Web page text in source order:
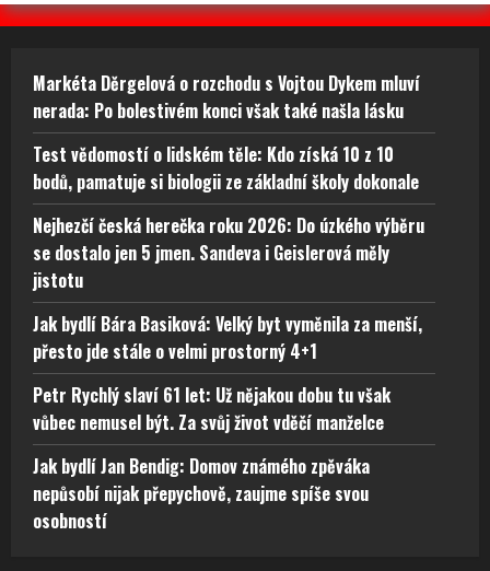
Markéta Děrgelová o rozchodu s Vojtou Dykem mluví
nerada: Po bolestivém konci však také našla lásku
Test vědomostí o lidském těle: Kdo získá 10 z 10
bodů, pamatuje si biologii ze základní školy dokonale
Nejhezčí česká herečka roku 2026: Do úzkého výběru
se dostalo jen 5 jmen. Sandeva i Geislerová měly
jistotu
Jak bydlí Bára Basiková: Velký byt vyměnila za menší,
přesto jde stále o velmi prostorný 4+1
Petr Rychlý slaví 61 let: Už nějakou dobu tu však
vůbec nemusel být. Za svůj život vděčí manželce
Jak bydlí Jan Bendig: Domov známého zpěváka
nepůsobí nijak přepychově, zaujme spíše svou
osobností